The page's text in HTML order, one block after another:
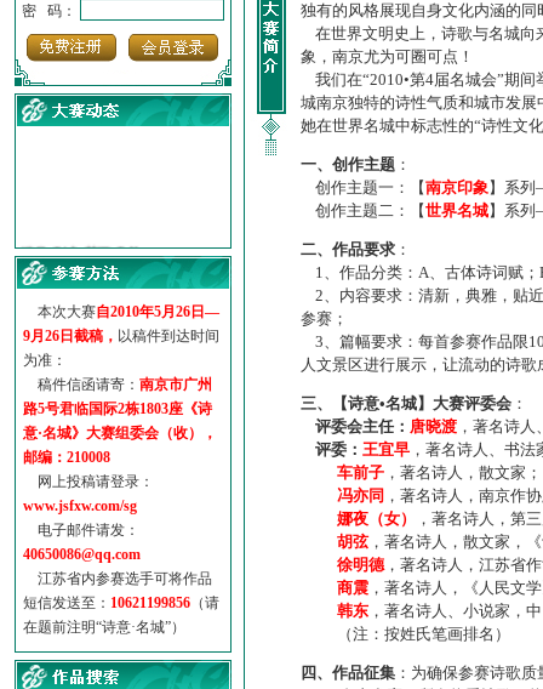
密 码：
·【诗意·名城】地铁展示作...
诗意名城·地铁时间
地铁完美呈现【诗意·名城...
参赛作品多达5000多首
“诗意·名城”晒诗会
特别通知--致广大诗词爱好...
本次大赛自2010年5月26日—
9月26日截稿， 以稿件到达时间
为准：
稿件信函请寄： 南京市广州
路5号君临国际2栋1803座《诗
意·名城》大赛组委会（收），
邮编：210008
网上投稿请登录：
www.jsfxw.com/sg
电子邮件请发：
40650086@qq.com
江苏省内参赛选手可将作品
短信发送至： 10621199856 （请
在题前注明“诗意·名城”）
独有的风格展现自身文化内涵的
在世界文明史上，诗歌与名城向
象，南京尤为可圈可点！
我们在“2010•第4届名城会”期
城南京独特的诗性气质和城市发
她在世界名城中标志性的“诗性文
一、创作主题 ：
创作主题一：【南京印象】系
创作主题二：【世界名城】系
二、作品要求 ：
1、作品分类：A、古体诗词赋；
2、内容要求：清新，典雅，贴
参赛；
3、篇幅要求：每首参赛作品限
人文景区进行展示，让流动的诗
三、【诗意•名城】大赛评委会 ：
评委会主任： 唐晓渡 ，著名诗
评委： 王宜早 ，著名诗人、书
车前子 ，著名诗人，散文家；
冯亦同 ，著名诗人，南京作
娜夜（女）
，著名诗人，第
胡弦，著名诗人，散文家，
徐明德，著名诗人，江苏省
商震 ，著名诗人，《人民文
韩东 ，著名诗人、小说家，
（注：按姓氏笔画排名）
四、作品征集 ：为确保参赛诗歌